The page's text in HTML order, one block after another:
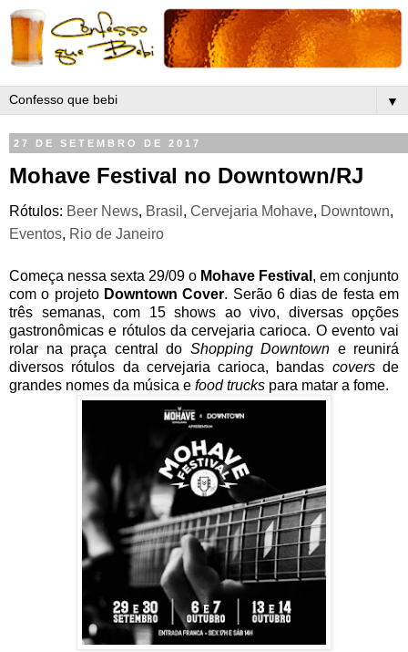
▼
27 DE SETEMBRO DE 2017
Mohave Festival no Downtown/RJ
Rótulos: Beer News, Brasil , Cervejaria Mohave, Downtown,
Eventos, Rio de Janeiro
Começa nessa sexta 29/09 o Mohave Festival , em conjunto
com o projeto Downtown Cover. Serão 6 dias de festa em
três semanas, com 15 shows ao vivo, diversas opções
gastronômicas e rótulos da cervejaria carioca. O evento vai
rolar na praça central do Shopping Downtown e reunirá
diversos rótulos da cervejaria carioca, bandas coversde
grandes nomes da música e food trucks para matar a fome.